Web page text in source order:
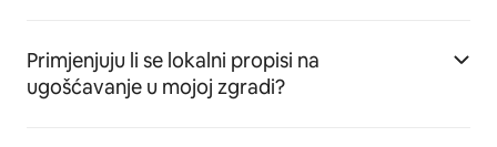
Primjenjuju li se lokalni propisi na
ugošćavanje u mojoj zgradi?